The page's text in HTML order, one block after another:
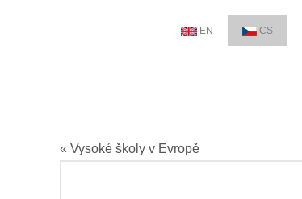
EN CS
« Vysoké školy v Evropě